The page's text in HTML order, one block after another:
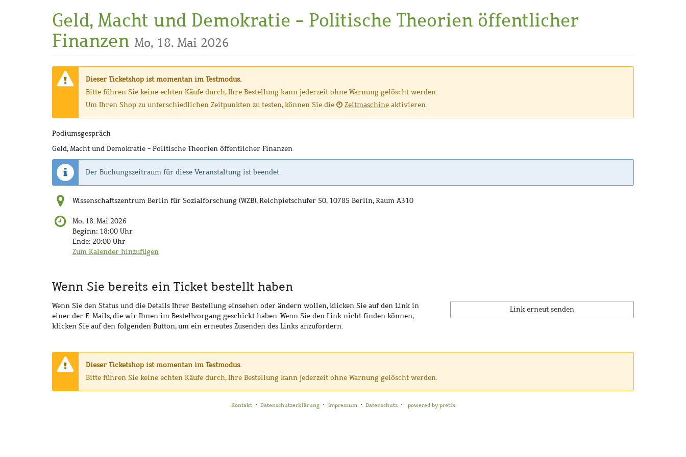
Geld, Macht und Demokratie - Politische Theorien öffentlicher
Finanzen Mo, 18. Mai 2026
Warnung:
Dieser Ticketshop ist momentan im Testmodus.
Bitte führen Sie keine echten Käufe durch, Ihre Bestellung kann jederzeit ohne Warnung gelöscht werden.
Um Ihren Shop zu unterschiedlichen Zeitpunkten zu testen, können Sie die
Zeitmaschineaktivieren.
Podiumsgespräch
Geld, Macht und Demokratie - Politische Theorien öffentlicher Finanzen
Der Buchungszeitraum für diese Veranstaltung ist beendet.
Wissenschaftszentrum Berlin für Sozialforschung (WZB), Reichpietschufer 50, 10785 Berlin, Raum A310
Mo, 18. Mai 2026
Beginn: 18:00 Uhr
Ende: 20:00 Uhr
Zum Kalender hinzufügen
Wenn Sie bereits ein Ticket bestellt haben
Wenn Sie den Status und die Details Ihrer Bestellung einsehen oder ändern wollen, klicken Sie auf den Link in
einer der E-Mails, die wir Ihnen im Bestellvorgang geschickt haben. Wenn Sie den Link nicht finden können,
klicken Sie auf den folgenden Button, um ein erneutes Zusenden des Links anzufordern.
Link erneut senden
Warnung:
Dieser Ticketshop ist momentan im Testmodus.
Bitte führen Sie keine echten Käufe durch, Ihre Bestellung kann jederzeit ohne Warnung gelöscht werden.
Kontakt Datenschutzerklärung Impressum Datenschutz powered by pretix